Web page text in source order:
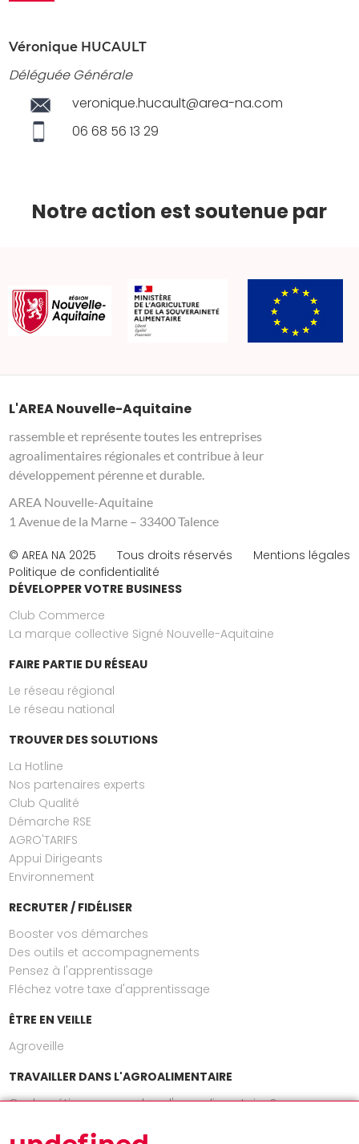
Véronique HUCAULT
Déléguée Générale
veronique.hucault@area-na.com
06 68 56 13 29
Notre action est soutenue par
L'AREA Nouvelle-Aquitaine
rassemble et représente toutes les entreprises
agroalimentaires régionales et contribue à leur
développement pérenne et durable.
AREA Nouvelle-Aquitaine
1 Avenue de la Marne – 33400 Talence
© AREA NA 2025 Tous droits réservés
Mentions légales
Politique de confidentialité
DÉVELOPPER VOTRE BUSINESS
Club Commerce
La marque collective Signé Nouvelle-Aquitaine
FAIRE PARTIE DU RÉSEAU
Le réseau régional
Le réseau national
TROUVER DES SOLUTIONS
La Hotline
Nos partenaires experts
Club Qualité
Démarche RSE
AGRO'TARIFS
Appui Dirigeants
Environnement
RECRUTER / FIDÉLISER
Booster vos démarches
Des outils et accompagnements
Pensez à l'apprentissage
Fléchez votre taxe d'apprentissage
ÊTRE EN VEILLE
Agroveille
TRAVAILLER DANS L'AGROALIMENTAIRE
Quels métiers exercer dans l'agroalimentaire ?